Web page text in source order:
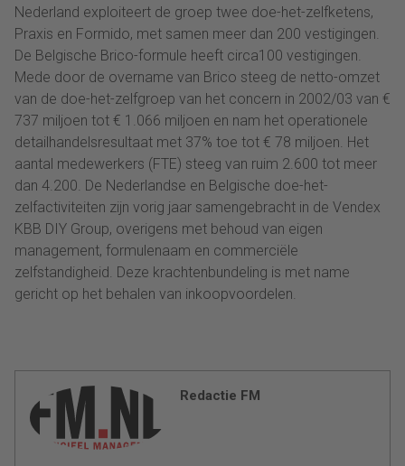
Nederland exploiteert de groep twee doe-het-zelfketens,
Praxis en Formido, met samen meer dan 200 vestigingen.
De Belgische Brico-formule heeft circa100 vestigingen.
Mede door de overname van Brico steeg de netto-omzet
van de doe-het-zelfgroep van het concern in 2002/03 van €
737 miljoen tot € 1.066 miljoen en nam het operationele
detailhandelsresultaat met 37% toe tot € 78 miljoen. Het
aantal medewerkers (FTE) steeg van ruim 2.600 tot meer
dan 4.200. De Nederlandse en Belgische doe-het-
zelfactiviteiten zijn vorig jaar samengebracht in de Vendex
KBB DIY Group, overigens met behoud van eigen
management, formulenaam en commerciële
zelfstandigheid. Deze krachtenbundeling is met name
gericht op het behalen van inkoopvoordelen.
Redactie FM